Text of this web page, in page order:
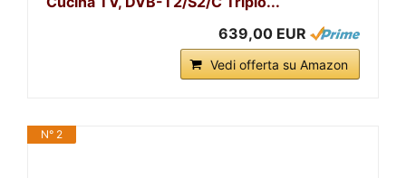
639,00 EUR
Vedi offerta su Amazon
N° 2